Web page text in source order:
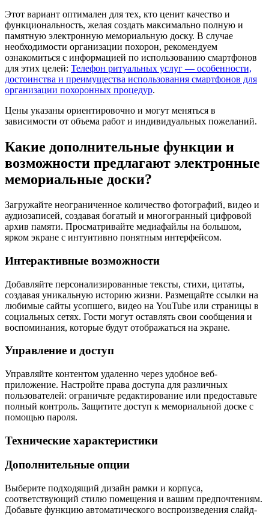
Этот вариант оптимален для тех, кто ценит качество и
функциональность, желая создать максимально полную и
памятную электронную мемориальную доску. В случае
необходимости организации похорон, рекомендуем
ознакомиться с информацией по использованию смартфонов
для этих целей: Телефон ритуальных услуг — особенности,
достоинства и преимущества использования смартфонов для
организации похоронных процедур.
Цены указаны ориентировочно и могут меняться в
зависимости от объема работ и индивидуальных пожеланий.
Какие дополнительные функции и
возможности предлагают электронные
мемориальные доски?
Загружайте неограниченное количество фотографий, видео и
аудиозаписей, создавая богатый и многогранный цифровой
архив памяти. Просматривайте медиафайлы на большом,
ярком экране с интуитивно понятным интерфейсом.
Интерактивные возможности
Добавляйте персонализированные тексты, стихи, цитаты,
создавая уникальную историю жизни. Размещайте ссылки на
любимые сайты усопшего, видео на YouTube или страницы в
социальных сетях. Гости могут оставлять свои сообщения и
воспоминания, которые будут отображаться на экране.
Управление и доступ
Управляйте контентом удаленно через удобное веб-
приложение. Настройте права доступа для различных
пользователей: ограничьте редактирование или предоставьте
полный контроль. Защитите доступ к мемориальной доске с
помощью пароля.
Технические характеристики
Дополнительные опции
Выберите подходящий дизайн рамки и корпуса,
соответствующий стилю помещения и вашим предпочтениям.
Добавьте функцию автоматического воспроизведения слайд-